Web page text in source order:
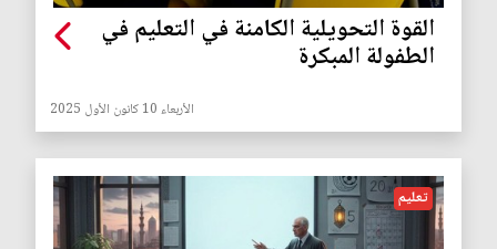
القوة التحويلية الكامنة في التعليم في
الطفولة المبكرة
الأربعاء 10 كانون الأول 2025
تعليم